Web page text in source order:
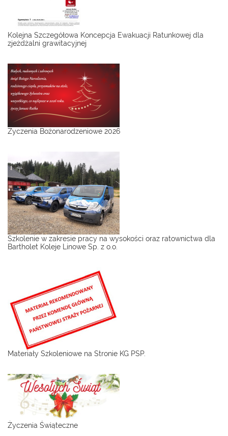
Kolejna Szczegółowa Koncepcja Ewakuacji Ratunkowej dla
zjeżdżalni grawitacyjnej
Życzenia Bożonarodzeniowe 2026
Szkolenie w zakresie pracy na wysokości oraz ratownictwa dla
Bartholet Koleje Linowe Sp. z o.o.
Materiały Szkoleniowe na Stronie KG PSP.
Życzenia Świąteczne